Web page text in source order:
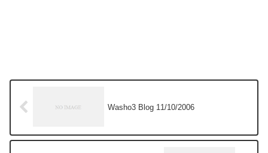
Washo3 Blog 11/10/2006